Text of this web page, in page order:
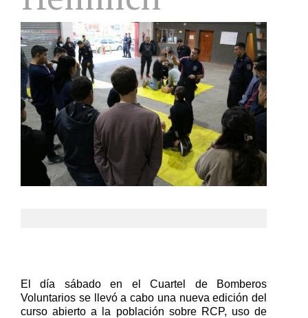
El día sábado en el Cuartel de Bomberos
Voluntarios se llevó a cabo una nueva edición del
curso abierto a la población sobre RCP, uso de